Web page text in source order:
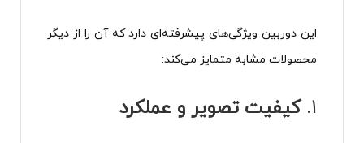
این دوربین ویژگی‌های پیشرفته‌ای دارد که آن را از دیگر
محصولات مشابه متمایز می‌کند:
1. کیفیت تصویر و عملکرد